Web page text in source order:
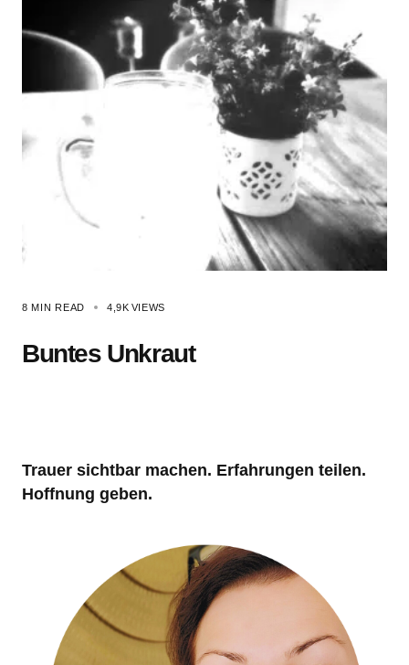
8 MIN READ 4,9K VIEWS
Buntes Unkraut
Trauer sichtbar machen. Erfahrungen teilen.
Hoffnung geben.